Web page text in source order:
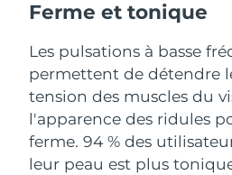
Ferme et tonique
Les pulsations à basse
permettent de détendre
tension des muscles du
l'apparence des ridules
ferme. 94 % des
leur peau est plus
Portugal
Porto Rico
Qatar